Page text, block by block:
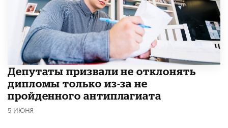
Депутаты призвали не отклонять
дипломы только из-за не
пройденного антиплагиата
5 ИЮНЯ